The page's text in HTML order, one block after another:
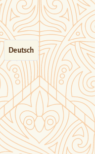
Deutsch